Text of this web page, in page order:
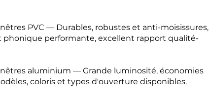
PVC — Durables, robustes et anti-moisissures,
performante, excellent rapport qualité-
aluminium — Grande luminosité, économies
coloris et types d'ouverture disponibles.